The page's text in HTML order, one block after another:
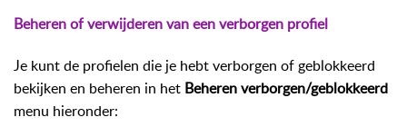
Beheren of verwijderen van een verborgen profiel
Je kunt de profielen die je hebt verborgen of geblokkeerd
bekijken en beheren in het Beheren verborgen/geblokkeerd
menu hieronder: